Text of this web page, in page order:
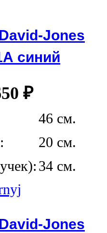
Jones
синий
₽
46 см.
20 см.
34 см.
Jones